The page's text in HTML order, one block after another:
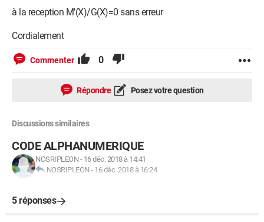
à la reception M'(X)/G(X)=0 sans erreur
Cordialement
Commenter 0
Répondre Posez votre question
Discussions similaires
CODE ALPHANUMERIQUE
NOSRIPLEON - 16 déc. 2018 à 14:41
NOSRIPLEON - 16 déc. 2018 à 16:24
5 réponses